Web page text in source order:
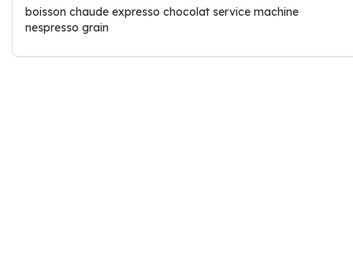
boisson chaude expresso chocolat service machine
nespresso grain